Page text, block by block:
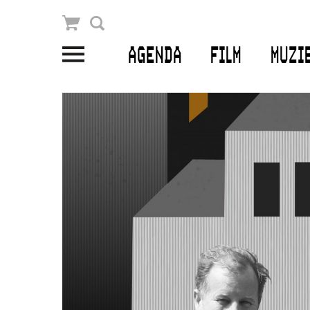
AGENDA FILM
Winkelmandje
PLAN JE BEZOEK
Openingstijden & contact
Schoolvoorstellingen
Filmprogramma’s Primair Onderwijs